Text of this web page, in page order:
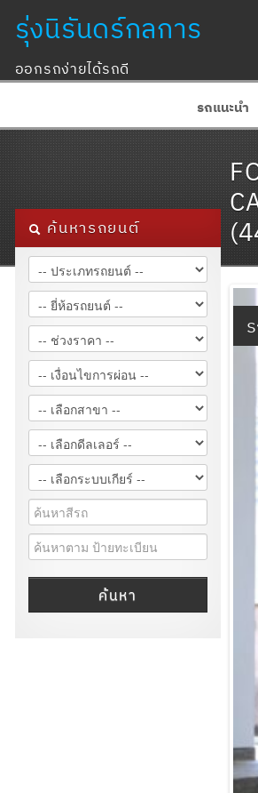
รุ่งนิรันดร์กลการ
ออกรถง่ายได้รถดี
รถแนะนำ
ค้นหารถยนต์
ค้นหา